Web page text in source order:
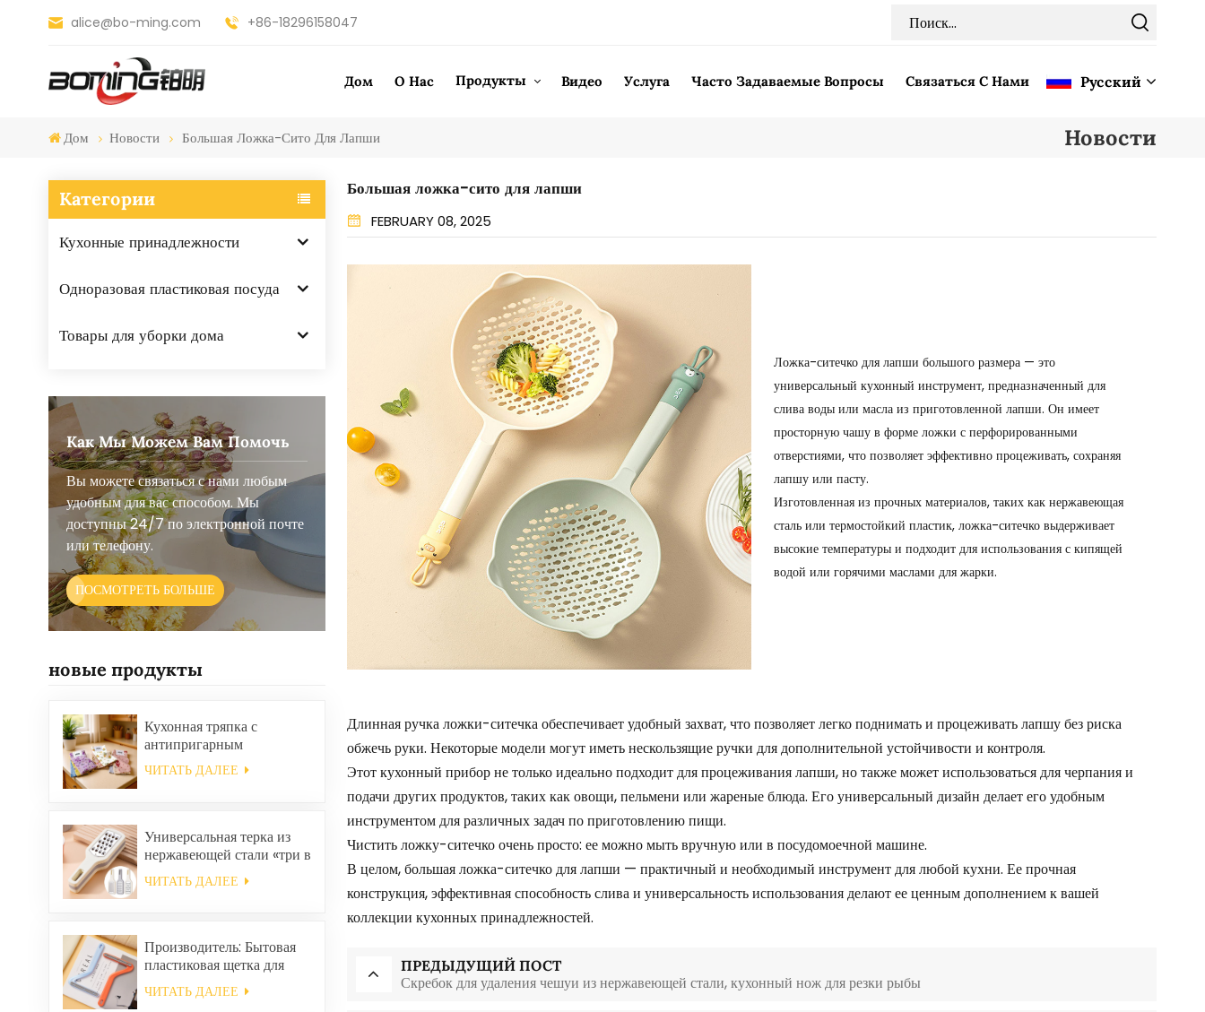
alice@bo-ming.com +86-18296158047
Дом О Нас Продукты Видео Услуга Часто Задаваемые Вопросы Связаться С Нами Pусский
Português
Nederlands
العربية
Дом Новости Большая Ложка-Сито Для Лапши Новости
Категории
Кухонные принадлежности
Одноразовая пластиковая посуда
Товары для уборки дома
Как Мы Можем Вам Помочь
Вы можете связаться с нами любым
удобным для вас способом. Мы
доступны 24/7 по электронной почте
или телефону.
ПОСМОТРЕТЬ БОЛЬШЕ
новые продукты
Кухонная тряпка с
антипригарным
покрытием и маслом,
легко моется, утолщенная,
многоразовая,
экологичная.
ЧИТАТЬ ДАЛЕЕ
Универсальная терка из
нержавеющей стали «три в
одном».
ЧИТАТЬ ДАЛЕЕ
Производитель: Бытовая
пластиковая щетка для
уборки одежды, средство
для удаления статического
ЧИТАТЬ ДАЛЕЕ
Большая ложка-сито для лапши
FEBRUARY 08, 2025
Ложка-ситечко для лапши большого размера — это
универсальный кухонный инструмент, предназначенный для
слива воды или масла из приготовленной лапши. Он имеет
просторную чашу в форме ложки с перфорированными
отверстиями, что позволяет эффективно процеживать, сохраняя
лапшу или пасту.
Изготовленная из прочных материалов, таких как нержавеющая
сталь или термостойкий пластик, ложка-ситечко выдерживает
высокие температуры и подходит для использования с кипящей
водой или горячими маслами для жарки.
Длинная ручка ложки-ситечка обеспечивает удобный захват, что позволяет легко поднимать и процеживать лапшу без риска
обжечь руки. Некоторые модели могут иметь нескользящие ручки для дополнительной устойчивости и контроля.
Этот кухонный прибор не только идеально подходит для процеживания лапши, но также может использоваться для черпания и
подачи других продуктов, таких как овощи, пельмени или жареные блюда. Его универсальный дизайн делает его удобным
инструментом для различных задач по приготовлению пищи.
Чистить ложку-ситечко очень просто: ее можно мыть вручную или в посудомоечной машине.
В целом, большая ложка-ситечко для лапши — практичный и необходимый инструмент для любой кухни. Ее прочная
конструкция, эффективная способность слива и универсальность использования делают ее ценным дополнением к вашей
коллекции кухонных принадлежностей.
ПРЕДЫДУЩИЙ ПОСТ
Скребок для удаления чешуи из нержавеющей стали, кухонный нож для резки рыбы